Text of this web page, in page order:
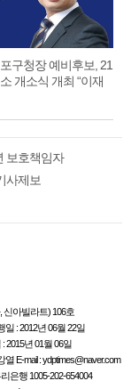
구청장 예비후보, 21
개소식 개최 “이재
보호책임자
사제보
신아빌라트) 106호
: 2012년 06월 22일
2015년 01월 06일
E-mail : ydptimes@naver.com
은행 1005-202-654004